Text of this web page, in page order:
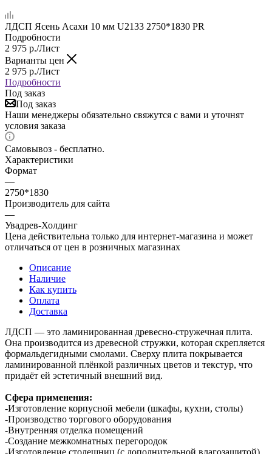
ЛДСП Ясень Асахи 10 мм U2133 2750*1830 PR
Подробности
2 975 р./Лист
Варианты цен
2 975 р./Лист
Подробности
Под заказ
Под заказ
Наши менеджеры обязательно свяжутся с вами и уточнят
условия заказа
Самовывоз - бесплатно.
Характеристики
Формат
—
2750*1830
Производитель для сайта
—
Увадрев-Холдинг
Цена действительна только для интернет-магазина и может
отличаться от цен в розничных магазинах
Описание
Наличие
Как купить
Оплата
Доставка
ЛДСП — это ламинированная древесно-стружечная плита.
Она производится из древесной стружки, которая скрепляется
формальдегидными смолами. Сверху плита покрывается
ламинированной плёнкой различных цветов и текстур, что
придаёт ей эстетичный внешний вид.
Сфера применения:
-Изготовление корпусной мебели (шкафы, кухни, столы)
-Производство торгового оборудования
-Внутренняя отделка помещений
-Создание межкомнатных перегородок
-Изготовление столешниц (с дополнительной влагозащитой)